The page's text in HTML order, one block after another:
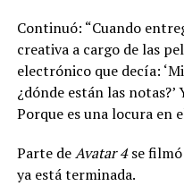
Continuó: “Cuando
creativa a cargo de las
electrónico que decía:
¿dónde están las notas?’
Porque es una locura en
Parte deAvatar 4se
ya está terminada.